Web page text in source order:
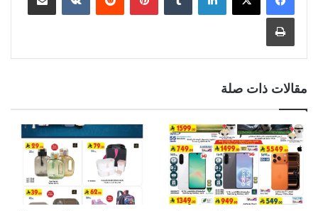
طباعة
مقالات ذات صلة